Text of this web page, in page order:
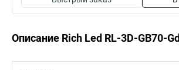
Описание Rich Led RL-3D-GB70-